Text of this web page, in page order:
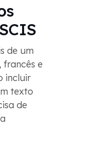
de um
francês e
incluir
texto
de